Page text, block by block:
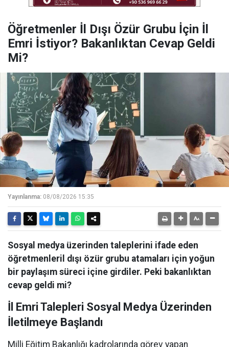
Öğretmenler İl Dışı Özür Grubu İçin İl
Emri İstiyor? Bakanlıktan Cevap Geldi
Mi?
Yayınlanma: 08/08/2026 15:35
Sosyal medya üzerinden taleplerini ifade eden
öğretmenleril dışı özür grubu atamaları için yoğun
bir paylaşım süreci içine girdiler. Peki bakanlıktan
cevap geldi mi?
İl Emri Talepleri Sosyal Medya Üzerinden
İletilmeye Başlandı
Milli Eğitim Bakanlığı kadrolarında görev yapan